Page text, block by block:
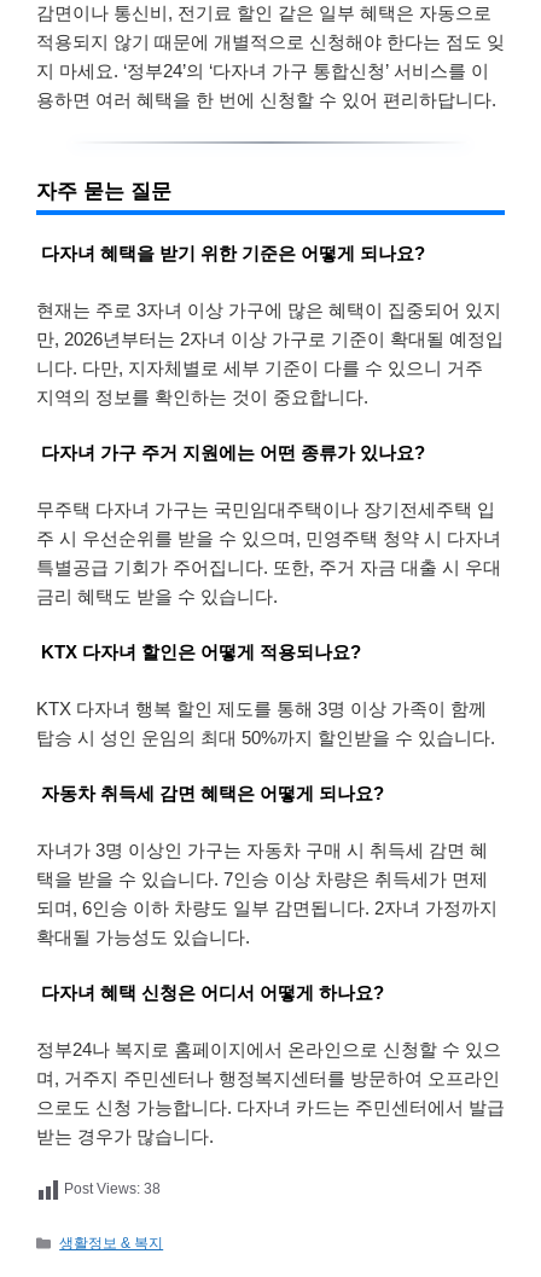
감면이나 통신비, 전기료 할인 같은 일부 혜택은 자동으로
적용되지 않기 때문에 개별적으로 신청해야 한다는 점도 잊
지 마세요. ‘정부24’의 ‘다자녀 가구 통합신청’ 서비스를 이
용하면 여러 혜택을 한 번에 신청할 수 있어 편리하답니다.
자주 묻는 질문
다자녀 혜택을 받기 위한 기준은 어떻게 되나요?
현재는 주로 3자녀 이상 가구에 많은 혜택이 집중되어 있지
만, 2026년부터는 2자녀 이상 가구로 기준이 확대될 예정입
니다. 다만, 지자체별로 세부 기준이 다를 수 있으니 거주
지역의 정보를 확인하는 것이 중요합니다.
다자녀 가구 주거 지원에는 어떤 종류가 있나요?
무주택 다자녀 가구는 국민임대주택이나 장기전세주택 입
주 시 우선순위를 받을 수 있으며, 민영주택 청약 시 다자녀
특별공급 기회가 주어집니다. 또한, 주거 자금 대출 시 우대
금리 혜택도 받을 수 있습니다.
KTX 다자녀 할인은 어떻게 적용되나요?
KTX 다자녀 행복 할인 제도를 통해 3명 이상 가족이 함께
탑승 시 성인 운임의 최대 50%까지 할인받을 수 있습니다.
자동차 취득세 감면 혜택은 어떻게 되나요?
자녀가 3명 이상인 가구는 자동차 구매 시 취득세 감면 혜
택을 받을 수 있습니다. 7인승 이상 차량은 취득세가 면제
되며, 6인승 이하 차량도 일부 감면됩니다. 2자녀 가정까지
확대될 가능성도 있습니다.
다자녀 혜택 신청은 어디서 어떻게 하나요?
정부24나 복지로 홈페이지에서 온라인으로 신청할 수 있으
며, 거주지 주민센터나 행정복지센터를 방문하여 오프라인
으로도 신청 가능합니다. 다자녀 카드는 주민센터에서 발급
받는 경우가 많습니다.
Post Views: 38
카
생활정보 & 복지